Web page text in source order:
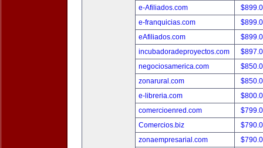
e-Afiliados.com
e-franquicias.com
eAfiliados.com
incubadoradeproyectos.com
negociosamerica.com
zonarural.com
e-libreria.com
comercioenred.com
Comercios.biz
zonaempresarial.com